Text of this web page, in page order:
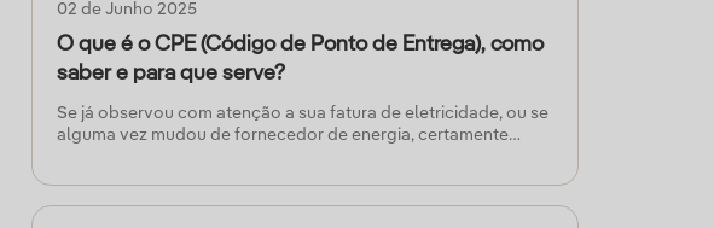
Para gerir de forma eficiente os seus gastos energéticos, na
sua casa ou negócio, é fundamental interpretar o que está a
pagar ao certo. Ler e compreender o detalhe das suas faturas
artigo vamos clarificar esse processo!
02 de Junho 2025
O que é o CPE (Código de Ponto de Entrega), como
saber e para que serve?
Se já observou com atenção a sua fatura de eletricidade, ou se
alguma vez mudou de fornecedor de energia, certamente